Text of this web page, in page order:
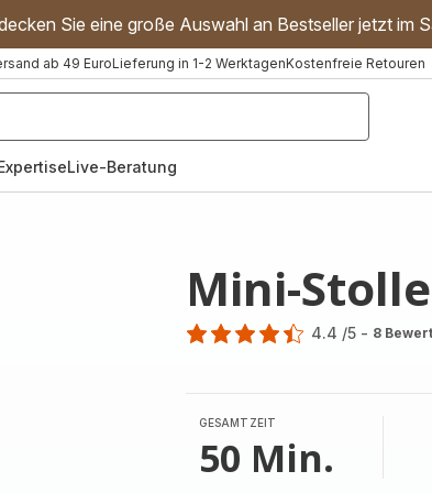
Sie eine große Auswahl an Bestseller jetzt im
ab 49 EuroLieferung in 1-2 WerktagenKostenfreie Retouren
Live-Beratung
Mini-
4.4 /5 - 8
GESAMTZEIT
50 Min.